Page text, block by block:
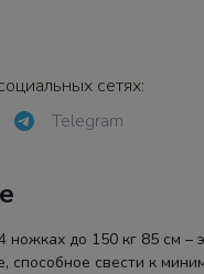
сетях:
Telegram
ножках до 150 кг 85 см –
способное свести к